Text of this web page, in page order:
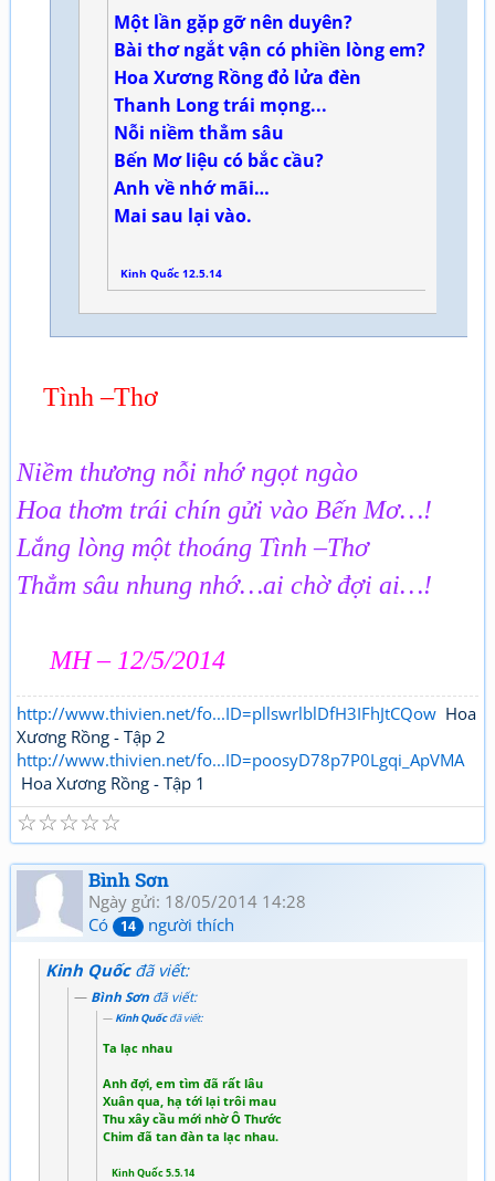
Một lần gặp gỡ nên duyên?
Bài thơ ngắt vận có phiền lòng em?
Hoa Xương Rồng đỏ lửa đèn
Thanh Long trái mọng...
Nỗi niềm thẳm sâu
Bến Mơ liệu có bắc cầu?
Anh về nhớ mãi…
Mai sau lại vào.
Kinh Quốc 12.5.14
Tình –Thơ
Niềm thương nỗi nhớ ngọt ngào
Hoa thơm trái chín gửi vào Bến Mơ…!
Lắng lòng một thoáng Tình –Thơ
Thẳm sâu nhung nhớ…ai chờ đợi ai…!
MH – 12/5/2014
http://www.thivien.net/fo...ID=pllswrlblDfH3IFhJtCQow Hoa
Xương Rồng - Tập 2
http://www.thivien.net/fo...ID=poosyD78p7P0Lgqi_ApVMA
Hoa Xương Rồng - Tập 1
☆
☆
☆
☆
☆
Bình Sơn
Ngày gửi: 18/05/2014 14:28
Có
14 người thích
Kinh Quốcđã viết:
Bình Sơn đã viết:
Kinh Quốcđã viết:
Ta lạc nhau
Anh đợi, em tìm đã rất lâu
Xuân qua, hạ tới lại trôi mau
Thu xây cầu mới nhờ Ô Thước
Chim đã tan đàn ta lạc nhau.
Kinh Quốc 5.5.14